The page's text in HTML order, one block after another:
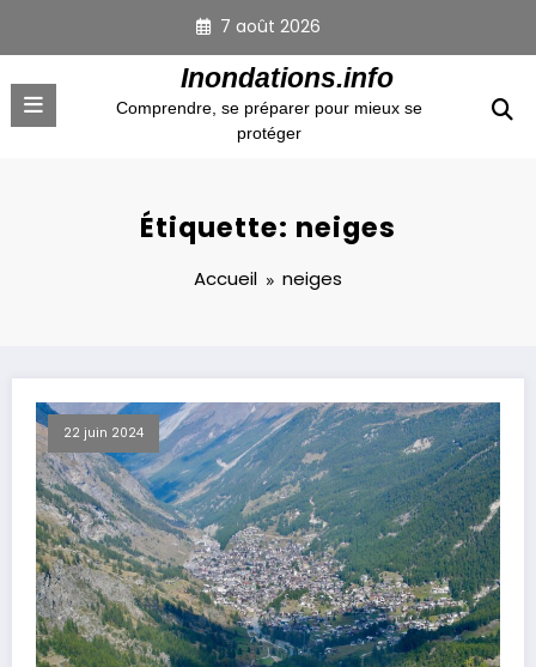
contenu
7 août 2026
Inondations.info
Comprendre, se préparer pour mieux se
protéger
Étiquette: neiges
Accueil neiges
22 juin 2024